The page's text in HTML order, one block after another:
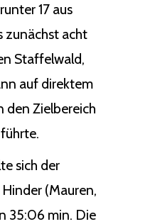
17 aus
zunächst acht
Staffelwald,
auf direktem
den Zielbereich
sich der
(Mauren,
35:06 min. Die